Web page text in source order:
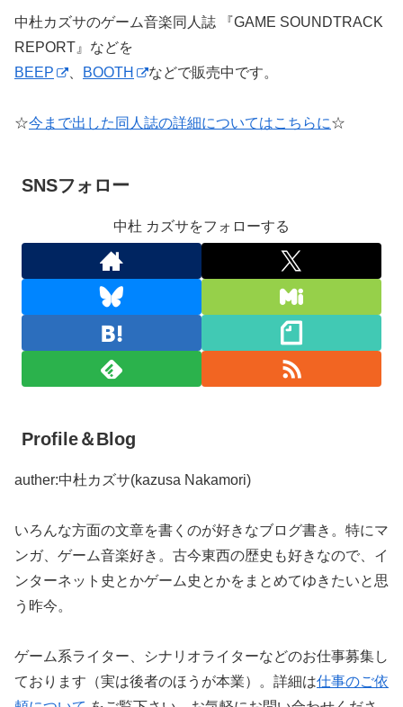
中杜カズサのゲーム音楽同人誌 『GAME SOUNDTRACK
REPORT』などを
BEEP
BOOTH などで販売中です。
☆今まで出した同人誌の詳細についてはこちらに☆
SNSフォロー
中杜 カズサをフォローする
Profile＆Blog
auther:中杜カズサ(kazusa Nakamori)
いろんな方面の文章を書くのが好きなブログ書き。特にマ
ンガ、ゲーム音楽好き。古今東西の歴史も好きなので、イ
ンターネット史とかゲーム史とかをまとめてゆきたいと思
う昨今。
ゲーム系ライター、シナリオライターなどのお仕事募集し
ております（実は後者のほうが本業）。詳細は仕事のご依